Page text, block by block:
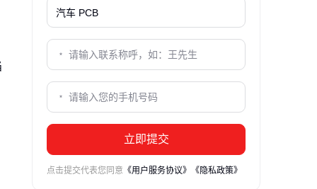
立即提交
点击提交代表您同意 《用户服务协议》 《隐私政策》